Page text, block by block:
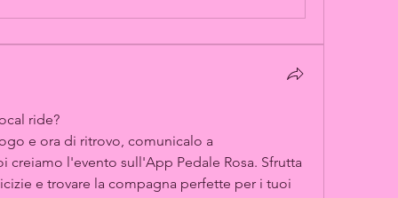
ride?
creiamo l'evento sull'App Pedale Rosa. Sfrutta
e trovare la compagna perfette per i tuoi